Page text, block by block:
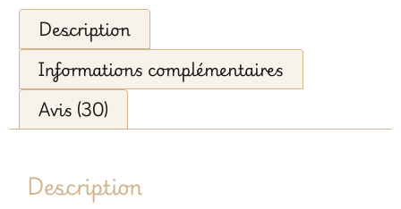
Description
Informations complémentaires
Avis (30)
Description